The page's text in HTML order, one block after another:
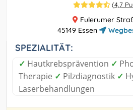
(4,7
Fulerumer
45149 Essen
SPEZIALITÄT:
✓ Hautkrebsprävention ✓
Therapie ✓ Pilzdiagnostik ✓
Laserbehandlungen